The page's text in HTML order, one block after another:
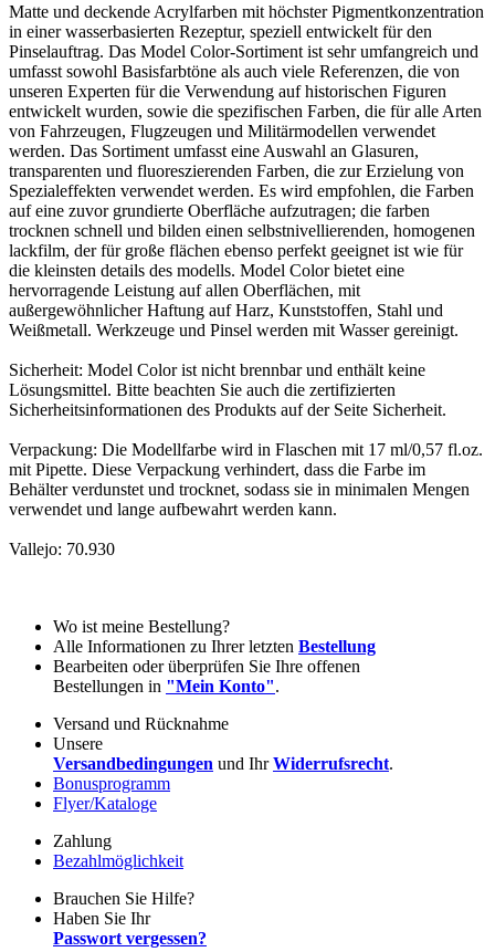
Matte und deckende Acrylfarben mit höchster Pigmentkonzentration
in einer wasserbasierten Rezeptur, speziell entwickelt für den
Pinselauftrag. Das Model Color-Sortiment ist sehr umfangreich und
umfasst sowohl Basisfarbtöne als auch viele Referenzen, die von
unseren Experten für die Verwendung auf historischen Figuren
entwickelt wurden, sowie die spezifischen Farben, die für alle Arten
von Fahrzeugen, Flugzeugen und Militärmodellen verwendet
werden. Das Sortiment umfasst eine Auswahl an Glasuren,
transparenten und fluoreszierenden Farben, die zur Erzielung von
Spezialeffekten verwendet werden. Es wird empfohlen, die Farben
auf eine zuvor grundierte Oberfläche aufzutragen; die farben
trocknen schnell und bilden einen selbstnivellierenden, homogenen
lackfilm, der für große flächen ebenso perfekt geeignet ist wie für
die kleinsten details des modells. Model Color bietet eine
hervorragende Leistung auf allen Oberflächen, mit
außergewöhnlicher Haftung auf Harz, Kunststoffen, Stahl und
Weißmetall. Werkzeuge und Pinsel werden mit Wasser gereinigt.
Sicherheit: Model Color ist nicht brennbar und enthält keine
Lösungsmittel. Bitte beachten Sie auch die zertifizierten
Sicherheitsinformationen des Produkts auf der Seite Sicherheit.
Verpackung: Die Modellfarbe wird in Flaschen mit 17 ml/0,57 fl.oz.
mit Pipette. Diese Verpackung verhindert, dass die Farbe im
Behälter verdunstet und trocknet, sodass sie in minimalen Mengen
verwendet und lange aufbewahrt werden kann.
Vallejo: 70.930
Wo ist meine Bestellung?
Alle Informationen zu Ihrer letzten Bestellung
Bearbeiten oder überprüfen Sie Ihre offenen
Bestellungen in "Mein Konto".
Versand und Rücknahme
Unsere
Versandbedingungen und IhrWiderrufsrecht.
Bonusprogramm
Flyer/Kataloge
Zahlung
Bezahlmöglichkeit
Brauchen Sie Hilfe?
Haben Sie Ihr
Passwort vergessen?